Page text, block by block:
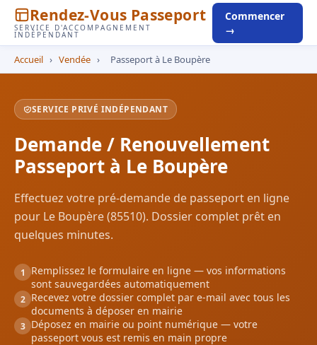
Rendez-Vous Passeport
SERVICE D'ACCOMPAGNEMENT
INDÉPENDANT
Commencer
→
Accueil › Vendée › Passeport à Le Boupère
SERVICE PRIVÉ INDÉPENDANT
Demande / Renouvellement
Passeport à Le Boupère
Effectuez votre pré-demande de passeport en ligne
pour Le Boupère (85510). Dossier complet prêt en
quelques minutes.
1
Remplissez le formulaire en ligne — vos informations
sont sauvegardées automatiquement
2 Recevez votre dossier complet par e-mail avec tous les
documents à déposer en mairie
3 Déposez en mairie ou point numérique — votre
passeport vous est remis en main propre